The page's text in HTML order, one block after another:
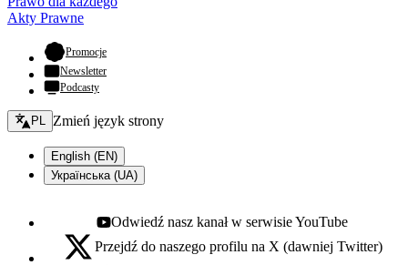
Akty Prawne
Promocje- otwiera się w nowej karcie
Newsletter
Podcasty
Zmień język - bieżący:
PL Zmień język strony
English (EN)
Українська (UA)
Youtube - otwiera się w nowej karcie
Odwiedź nasz kanał w serwisie YouTube
X - otwiera się w nowej karcie
Przejdź do naszego profilu na X (dawniej Twitter)